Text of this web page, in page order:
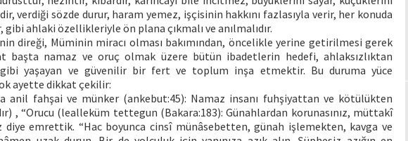
verdiği sözde durur, haram yemez, işçisinin hakkını fazlasıyla verir, her konuda
ahlaki özellikleriyle ön plana çıkmalı ve anılmalıdır.
direği, Müminin miracı olması bakımından, öncelikle yerine getirilmesi gerek
başta namaz ve oruç olmak üzere bütün ibadetlerin hedefi, ahlaksızlıktan
gibi yaşayan ve güvenilir bir fert ve toplum inşa etmektir. Bu duruma yüce
ayette dikkat çekilir:
anil fahşai ve münker (ankebut:45): Namaz insanı fuhşiyattan ve kötülükten
, “Orucu (lealleküm tettegun (Bakara:183): Günahlardan korunasınız, müttakî
diye emrettik. “Hac boyunca cinsî münâsebetten, günah işlemekten, kavga ve